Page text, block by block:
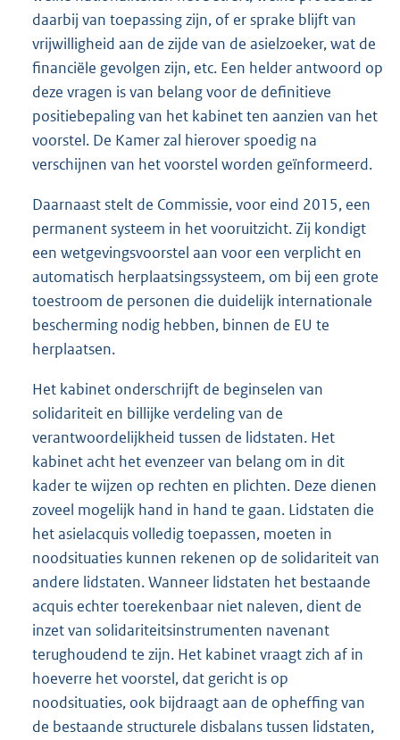
daarbij van toepassing zijn, of er sprake blijft van
vrijwilligheid aan de zijde van de asielzoeker, wat de
financiële gevolgen zijn, etc. Een helder antwoord op
deze vragen is van belang voor de definitieve
positiebepaling van het kabinet ten aanzien van het
voorstel. De Kamer zal hierover spoedig na
verschijnen van het voorstel worden geïnformeerd.
Daarnaast stelt de Commissie, voor eind 2015, een
permanent systeem in het vooruitzicht. Zij kondigt
een wetgevingsvoorstel aan voor een verplicht en
automatisch herplaatsingssysteem, om bij een grote
toestroom de personen die duidelijk internationale
bescherming nodig hebben, binnen de EU te
herplaatsen.
Het kabinet onderschrijft de beginselen van
solidariteit en billijke verdeling van de
verantwoordelijkheid tussen de lidstaten. Het
kabinet acht het evenzeer van belang om in dit
kader te wijzen op rechten en plichten. Deze dienen
zoveel mogelijk hand in hand te gaan. Lidstaten die
het asielacquis volledig toepassen, moeten in
noodsituaties kunnen rekenen op de solidariteit van
andere lidstaten. Wanneer lidstaten het bestaande
acquis echter toerekenbaar niet naleven, dient de
inzet van solidariteitsinstrumenten navenant
terughoudend te zijn. Het kabinet vraagt zich af in
hoeverre het voorstel, dat gericht is op
noodsituaties, ook bijdraagt aan de opheffing van
de bestaande structurele disbalans tussen lidstaten,